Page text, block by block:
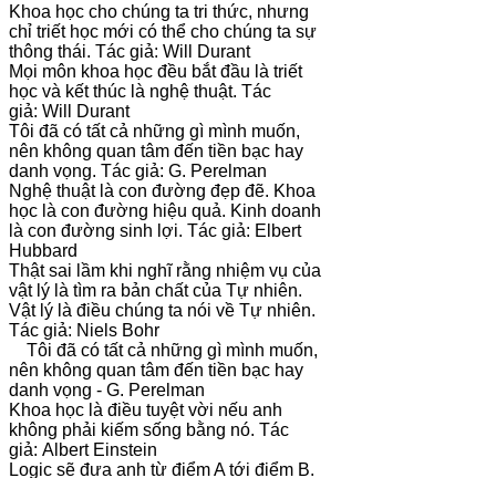
Khoa học cho chúng ta tri thức, nhưng
chỉ triết học mới có thể cho chúng ta sự
thông thái. Tác giả: Will Durant
Mọi môn khoa học đều bắt đầu là triết
học và kết thúc là nghệ thuật. Tác
giả: Will Durant
Tôi đã có tất cả những gì mình muốn,
nên không quan tâm đến tiền bạc hay
danh vọng. Tác giả: G. Perelman
Nghệ thuật là con đường đẹp đẽ. Khoa
học là con đường hiệu quả. Kinh doanh
là con đường sinh lợi. Tác giả: Elbert
Hubbard
Thật sai lầm khi nghĩ rằng nhiệm vụ của
vật lý là tìm ra bản chất của Tự nhiên.
Vật lý là điều chúng ta nói về Tự nhiên.
Tác giả: Niels Bohr
Tôi đã có tất cả những gì mình muốn,
nên không quan tâm đến tiền bạc hay
danh vọng - G. Perelman
Khoa học là điều tuyệt vời nếu anh
không phải kiếm sống bằng nó. Tác
giả: Albert Einstein
Logic sẽ đưa anh từ điểm A tới điểm B.